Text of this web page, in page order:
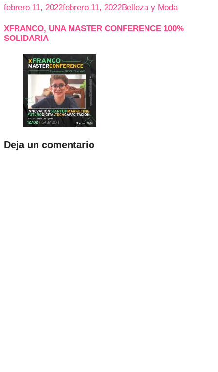
febrero 11, 2022febrero 11, 2022Belleza y Moda
XFRANCO, UNA MASTER CONFERENCE 100%
SOLIDARIA
Deja un comentario